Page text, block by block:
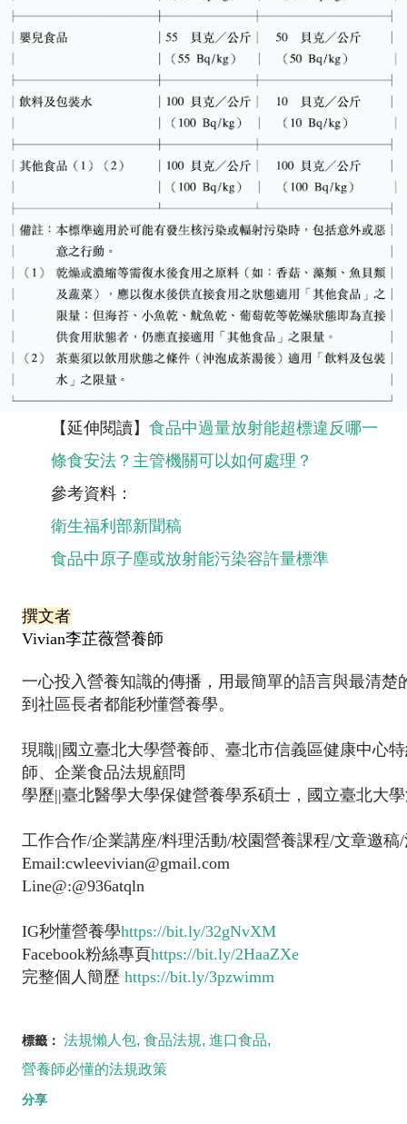
【延伸閱讀】 食品中過量放射能超標違反哪一
條食安法？主管機關可以如何處理？
參考資料：
衛生福利部新聞稿
食品中原子塵或放射能污染容許量標準
撰文者
Vivian李芷薇營養師
一心投入營養知識的傳播，用最簡單的語言與最清楚
到社區長者都能秒懂營養學。
現職||國立臺北大學營養師、臺北市信義區健康中心
師、企業食品法規顧問
學歷||臺北醫學大學保健營養學系碩士，國立臺北大
工作合作/企業講座/料理活動/校園營養課程/文章邀稿
Email:cwleevivian@gmail.com
Line@:@936atqln
IG秒懂營養學https://bit.ly/32gNvXM
Facebook粉絲專頁https://bit.ly/2HaaZXe
完整個人簡歷 https://bit.ly/3pzwimm
標籤： 法規懶人包 食品法規 進口食品
營養師必懂的法規政策
分享